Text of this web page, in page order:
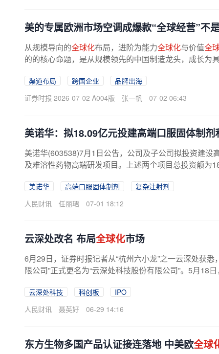
美的专属欧洲市场空调成爆款“全球经营”不
从规模导向的全球化布局，进阶为能力全球化与价值全
的的核心命题，是从规模领先的中国制造龙头，成长为
渠道布局 跨国企业
品牌出海
证券时报 2026-07-02 A004版
张一帆 07-02 06:43
美诺华：拟18.09亿元投建高端口服固体制剂
美诺华(603538)7月1日公告，公司及子公司拟投资建设
及难溶性药物高端研发项目。上述两个项目总投资额为
美诺华 高端口服固体制剂
复杂注射剂
人民财讯
任丽珺 07-01 18:12
云深处改名 布局全球化市场
6月29日，证券时报记者从“杭州六小龙”之一云深处获
限公司”正式更名为“云深处科技股份有限公司”。5月18
云深处科技 科创板
IPO
人民财讯
聂英好 06-29 14:16
东方生物多国产品认证接连落地 中美欧全球